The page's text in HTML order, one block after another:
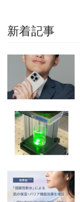
新着記事